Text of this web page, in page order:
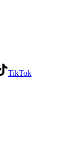
TikTok